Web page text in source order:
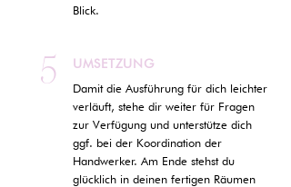
Blick.
5
UMSETZUNG
Damit die Ausführung für dich leichter
verläuft, stehe dir weiter für Fragen
zur Verfügung und unterstütze dich
ggf. bei der Koordination der
Handwerker. Am Ende stehst du
glücklich in deinen fertigen Räumen